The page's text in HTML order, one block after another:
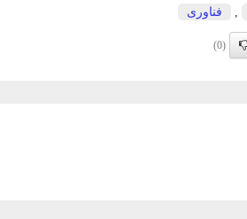
فناوری
(0)